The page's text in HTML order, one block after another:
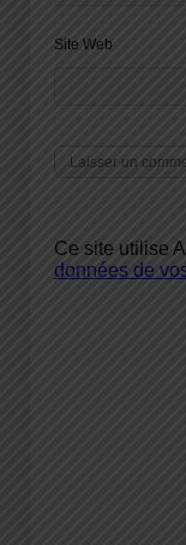
Site Web
Ce site utilise
données de